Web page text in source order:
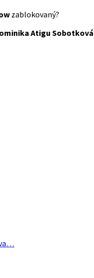
zablokovaný?
Atigu Sobotková